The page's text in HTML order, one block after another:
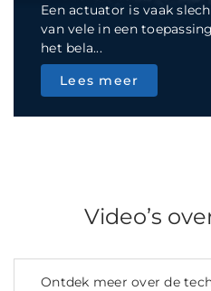
Een actuator is vaak
van vele in een
het bela...
Lees meer
Video’s
Ontdek meer over de